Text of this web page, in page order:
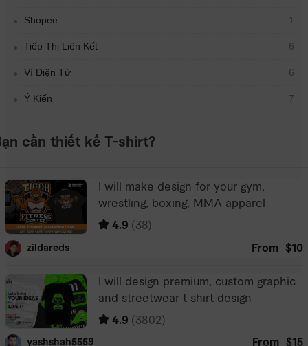
Shopee 1
Tiếp Thị Liên Kết 6
Ví Điện Tử 6
Ý Kiến 7